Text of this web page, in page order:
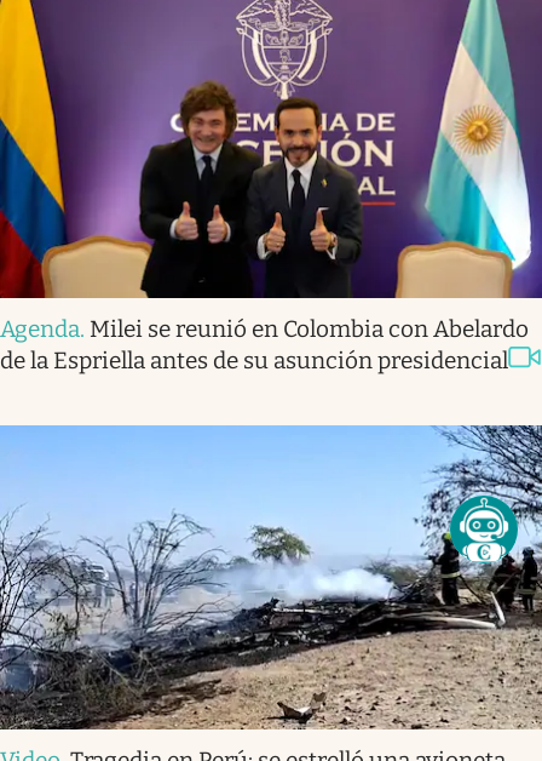
Agenda. Milei se reunió en Colombia con Abelardo
de la Espriella antes de su asunción presidencial